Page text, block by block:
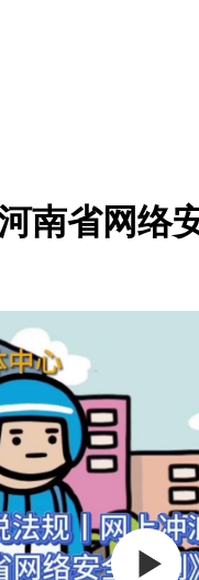
南省网络